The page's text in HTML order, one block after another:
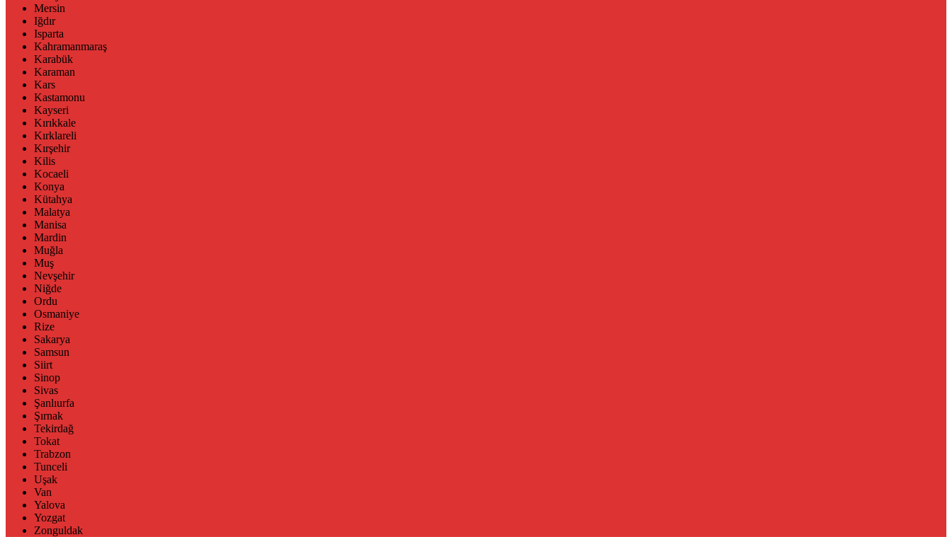
Mersin
Iğdır
Isparta
Kahramanmaraş
Karabük
Karaman
Kars
Kastamonu
Kayseri
Kırıkkale
Kırklareli
Kırşehir
Kilis
Kocaeli
Konya
Kütahya
Malatya
Manisa
Mardin
Muğla
Muş
Nevşehir
Niğde
Ordu
Osmaniye
Rize
Sakarya
Samsun
Siirt
Sinop
Sivas
Şanlıurfa
Şırnak
Tekirdağ
Tokat
Trabzon
Tunceli
Uşak
Van
Yalova
Yozgat
Zonguldak